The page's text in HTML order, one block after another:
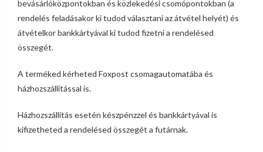
bevásárlóközpontokban és közlekedési csomópontokban (a
rendelés feladásakor ki tudod választani az átvétel helyét) és
átvételkor bankkártyával ki tudod fizetni a rendelésed
összegét.
A terméked kérheted Foxpost csomagautomatába és
házhozszállítással is.
Házhozszállítás esetén készpénzzel és bankkártyával is
kifizetheted a rendelésed összegét a futárnak.